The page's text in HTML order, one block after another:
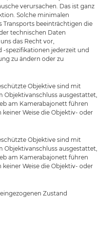
verursachen. Das ist ganz
Solche minimalen
Transports beeinträchtigen die
technischen Daten
das Recht vor,
spezifikationen jederzeit und
zu ändern oder zu
Objektive sind mit
Objektivanschluss ausgestattet,
am Kamerabajonett führen
Weise die Objektiv- oder
Objektive sind mit
Objektivanschluss ausgestattet,
am Kamerabajonett führen
Weise die Objektiv- oder
Zustand